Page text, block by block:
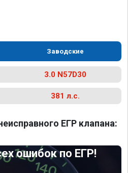
Заводские
3.0 N57D30
381 л.с.
ЕГР клапана:
ошибок по ЕГР!